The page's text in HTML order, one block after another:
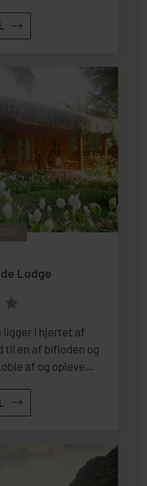
Lodge
ligger i hjertet af
til en af bifloden og
af og opleve